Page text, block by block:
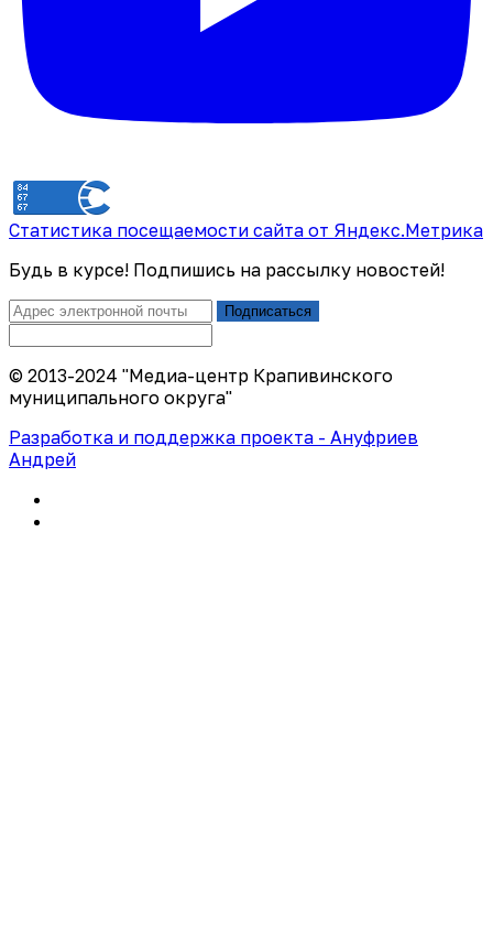
Статистика посещаемости сайта от Яндекс.Метрика
Будь в курсе! Подпишись на рассылку новостей!
Подписаться
© 2013-2024 "Медиа-центр Крапивинского
муниципального округа"
Разработка и поддержка проекта - Ануфриев
Андрей